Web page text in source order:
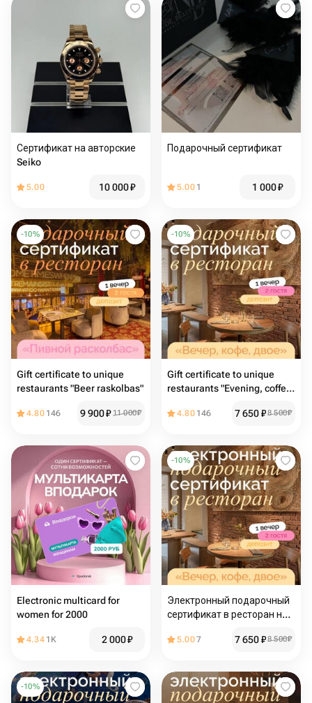
Сертификат на авторские
Seiko
5.00 10 000₽
Подарочный сертификат
5.00 1 1 000₽
-10%
Gift certificate to unique
restaurants "Beer raskolbas"
4.80 146 9 900₽ 11 000₽
-10%
Gift certificate to unique
restaurants "Evening, coffee,
4.80 146 7 650₽8 500₽
Electronic multicard for
women for 2000
4.34 1K 2 000₽
-10%
Электронный подарочный
сертификат в ресторан на
5.007 7 650₽8 500₽
-10%